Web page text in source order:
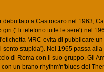
debuttato a Castrocaro nel 1963,
giri ('Ti telefono tutte le sere') nel
MRC evita di pubblicare
sento stupida'). Nel 1965 passa
di Roma con il suo gruppo, Gli
un brano rhythm'n'blues dei